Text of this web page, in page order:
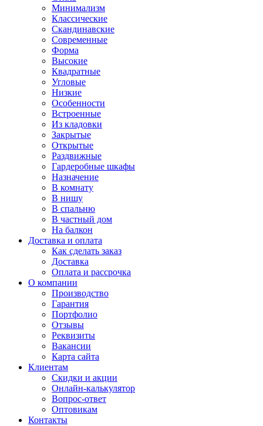
Минимализм
Классические
Скандинавские
Современные
Форма
Высокие
Квадратные
Угловые
Низкие
Особенности
Встроенные
Из кладовки
Закрытые
Открытые
Раздвижные
Гардеробные шкафы
Назначение
В комнату
В нишу
В спальню
В частный дом
На балкон
Доставка и оплата
Как сделать заказ
Доставка
Оплата и рассрочка
О компании
Производство
Гарантия
Портфолио
Отзывы
Реквизиты
Вакансии
Карта сайта
Клиентам
Скидки и акции
Онлайн-калькулятор
Вопрос-ответ
Оптовикам
Контакты